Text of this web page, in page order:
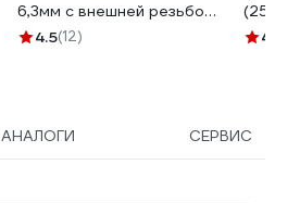
6,3мм с внешней резьбой
YT-2399 36992399 092 1
4.5(12)
(25 м;
4.6
АНАЛОГИ СЕРВИС